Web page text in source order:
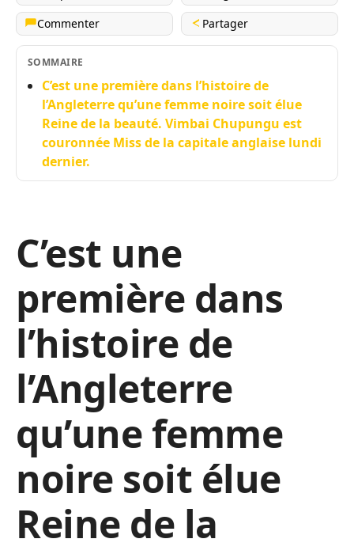
Commenter
Partager
SOMMAIRE
C’est une première dans l’histoire de
l’Angleterre qu’une femme noire soit élue
Reine de la beauté. Vimbai Chupungu est
couronnée Miss de la capitale anglaise lundi
dernier.
C’est une
première dans
l’histoire de
l’Angleterre
qu’une femme
noire soit élue
Reine de la